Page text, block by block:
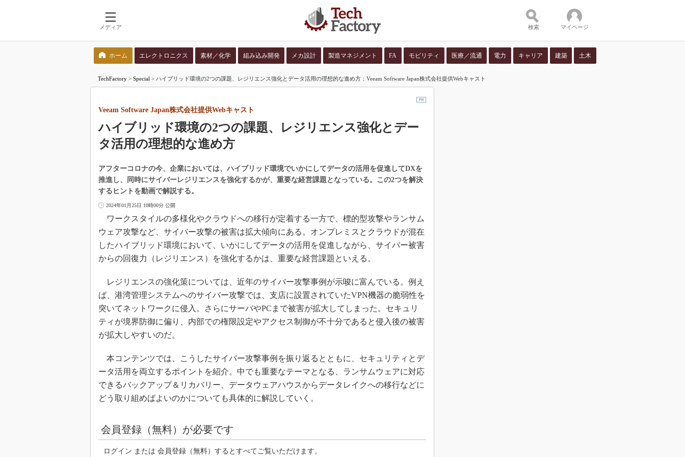
メディア
検索語を入力してください コンテンツ：
並び順：
検索 マイページ
ホーム エレクトロニクス 素材／化学 組み込み開発 メカ設計 製造マネジメント FA モビリティ 医療／流通 電力 キャリア 建築 土木
TechFactory > Special > ハイブリッド環境の2つの課題、レジリエンス強化とデータ活用の理想的な進め方：Veeam Software Japan株式会社提供Webキャスト
ハイブリッド環境の2つの課題、レジリエンス強化とデー
タ活用の理想的な進め方
Veeam Software Japan株式会社提供Webキャスト
アフターコロナの今、企業においては、ハイブリッド環境でいかにしてデータの活用を促進してDXを
推進し、同時にサイバーレジリエンスを強化するかが、重要な経営課題となっている。この2つを解決
するヒントを動画で解説する。
2024年01月25日 10時00分 公開
ワークスタイルの多様化やクラウドへの移行が定着する一方で、標的型攻撃やランサム
ウェア攻撃など、サイバー攻撃の被害は拡大傾向にある。オンプレミスとクラウドが混在
したハイブリッド環境において、いかにしてデータの活用を促進しながら、サイバー被害
からの回復力（レジリエンス）を強化するかは、重要な経営課題といえる。
レジリエンスの強化策については、近年のサイバー攻撃事例が示唆に富んでいる。例え
ば、港湾管理システムへのサイバー攻撃では、支店に設置されていたVPN機器の脆弱性を
突いてネットワークに侵入。さらにサーバやPCまで被害が拡大してしまった。セキュリ
ティが境界防御に偏り、内部での権限設定やアクセス制御が不十分であると侵入後の被害
が拡大しやすいのだ。
本コンテンツでは、こうしたサイバー攻撃事例を振り返るとともに、セキュリティとデ
ータ活用を両立するポイントを紹介。中でも重要なテーマとなる、ランサムウェアに対応
できるバックアップ＆リカバリー、データウェアハウスからデータレイクへの移行などに
どう取り組めばよいのかについても具体的に解説していく。
会員登録（無料）が必要です
ログイン または 会員登録（無料）するとすべてご覧いただけます。